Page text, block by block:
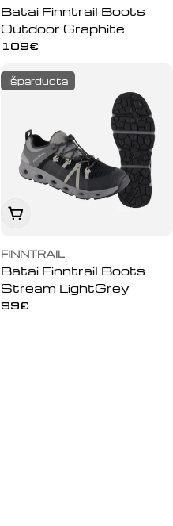
Batai Finntrail Boots
Outdoor Graphite
Įprasta
109€
Išparduota
Peržiūrėti
FINNTRAIL
Batai Finntrail Boots
Stream LightGrey
Įprasta
99€